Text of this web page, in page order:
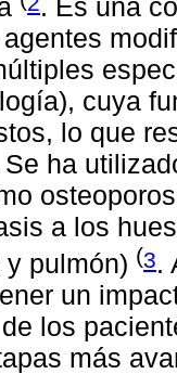
. Es una
cuya
lo que
ha
a los
pulmón) (3.
un
los
más